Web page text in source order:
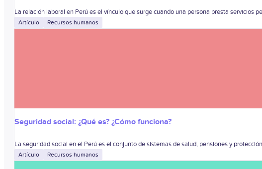
La relación laboral en Perú es el vínculo que surge cuando una persona presta servicios
Artículo Recursos humanos
Seguridad social: ¿Qué es? ¿Cómo funciona?
La seguridad social en el Perú es el conjunto de sistemas de salud, pensiones y
Artículo Recursos humanos